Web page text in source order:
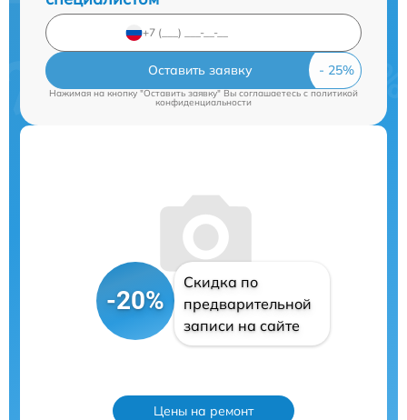
Оставить заявку
Нажимая на кнопку "Оставить заявку" Вы соглашаетесь cполитикой
конфиденциальности
-20%
Скидка по
предварительной
записи на сайте
Цены на ремонт